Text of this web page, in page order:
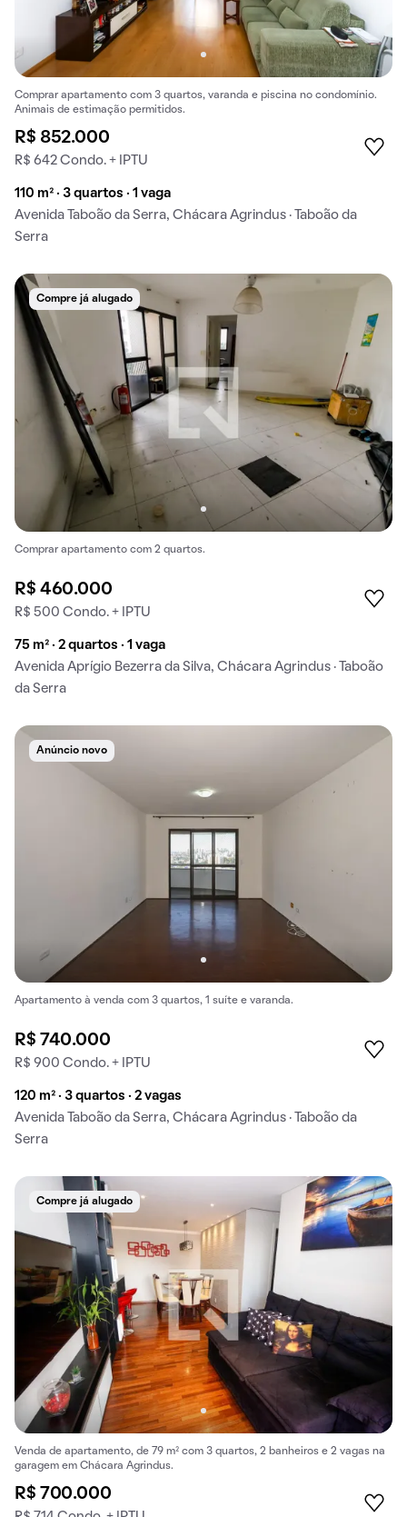
Comprar apartamento com 3 quartos, varanda e piscina no condomínio.
Animais de estimação permitidos.
R$ 852.000
R$ 642 Condo. + IPTU
110 m² · 3 quartos · 1 vaga
Avenida Taboão da Serra, Chácara Agrindus · Taboão da
Serra
Compre já alugado
Comprar apartamento com 2 quartos.
R$ 460.000
R$ 500 Condo. + IPTU
75 m² · 2 quartos · 1 vaga
Avenida Aprígio Bezerra da Silva, Chácara Agrindus · Taboão
da Serra
Anúncio novo
Apartamento à venda com 3 quartos, 1 suíte e varanda.
R$ 740.000
R$ 900 Condo. + IPTU
120 m² · 3 quartos · 2 vagas
Avenida Taboão da Serra, Chácara Agrindus · Taboão da
Serra
Compre já alugado
Venda de apartamento, de 79 m² com 3 quartos, 2 banheiros e 2 vagas na
garagem em Chácara Agrindus.
R$ 700.000